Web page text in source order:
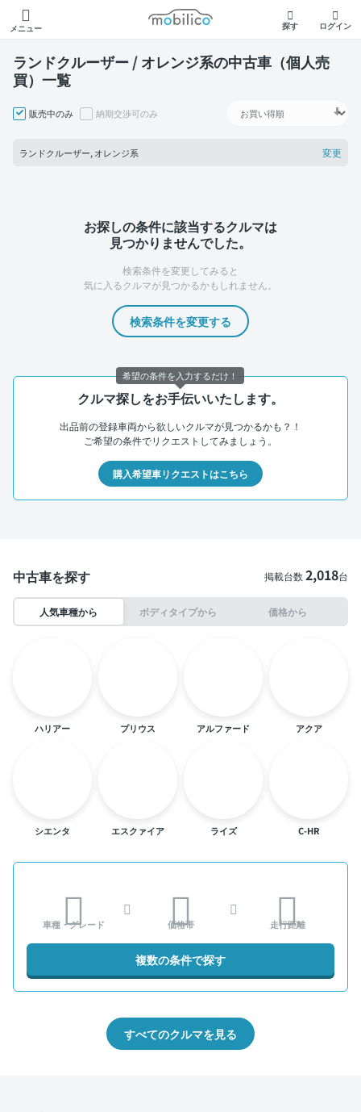
メニュー
モビリコ
探す ログイン
ランドクルーザー / オレンジ系の中古車（個人売
買）一覧
販売中のみ 納期交渉可のみ
ランドクルーザー, オレンジ系 変更
お探しの条件に該当するクルマは
見つかりませんでした。
検索条件を変更してみると
気に入るクルマが見つかるかもしれません。
検索条件を変更する
クルマ探しをお手伝いいたします。
出品前の登録車両から欲しいクルマが見つかるかも？！
ご希望の条件でリクエストしてみましょう。
購入希望車リクエストはこちら
中古車を探す 掲載台数2,018台
人気車種から ボディタイプから 価格から
ハリアー プリウス アルファード アクア
シエンタ エスクァイア ライズ C-HR
車種・グレード 価格帯 走行距離
複数の条件で探す
すべてのクルマを見る
希望の条件を入力するだけ！